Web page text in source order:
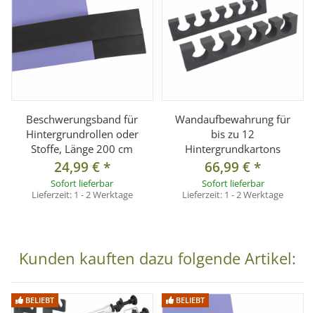
Versand auf Inseln oder ins Ausland. Die Zustellung
erfolgt per Spedition.
Nachnahme ist nicht möglich.
Wichtiger Hinweis zur Sonderanfertigung
Dieser Artikel wird
auf ein festes Maß von 2 × 11 m
Abs. 2 Nr. 1 BGB.
Ein Widerruf oder Umtausch ist nach Bestellung
ausgeschlossen.
Technische Daten
Breite:2 m
Länge:11 m
Gewicht:ca. 4,5 kg
Beschwerungsband für
Hintergrundrollen oder
Stoffe, Länge 200 cm
24,99 €*
Sofort lieferbar
Lieferzeit: 1 - 2 Werktage
Wandaufbewahrung für
bis zu 12
Hintergrundkartons
66,99 €*
Sofort lieferbar
Lieferzeit: 1 - 2 Werktage
Kunden kauften dazu folgende Artikel:
BELIEBT BELIEBT